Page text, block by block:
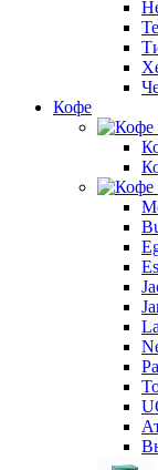
Кофе